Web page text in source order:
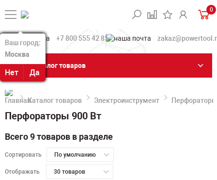
Ваш город:
Москва
Нет Да
Ваш город:
Москва
Нет Да
0
+7 800 555 42 85
Каталог товаров
Каталог товаров Электроинструмент Перфораторы
Перфораторы 900 Вт
Всего 9 товаров в разделе
Сортировать По умолчанию
Отображать 30 товаров